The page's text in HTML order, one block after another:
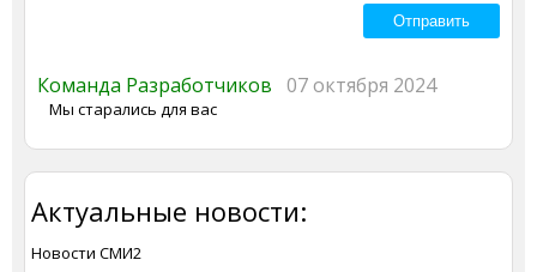
Команда Разработчиков 07 октября 2024
Мы старались для вас
Актуальные новости:
Новости СМИ2